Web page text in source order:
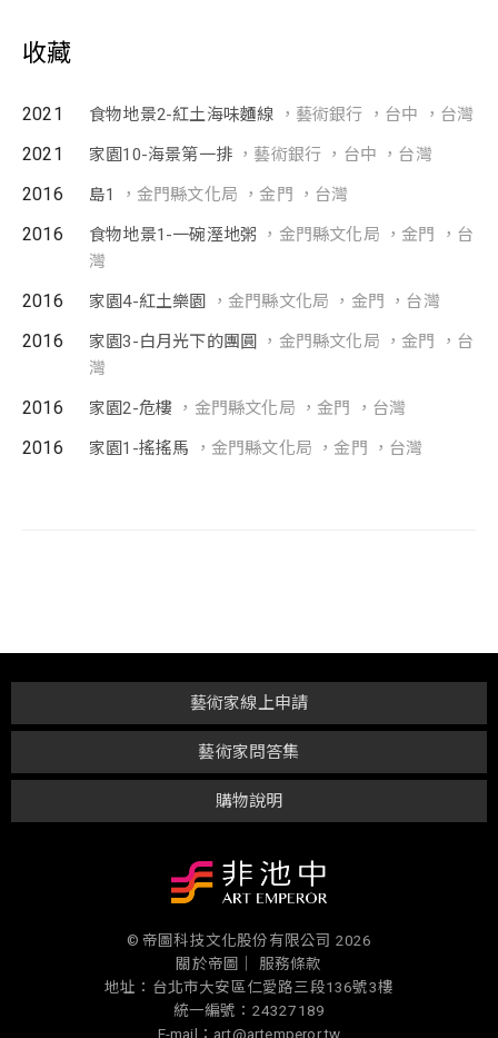
收藏
2021 食物地景2-紅土海味麵線 ，藝術銀行 ，台中 ，台灣
2021 家園10-海景第一排 ，藝術銀行 ，台中 ，台灣
2016 島1 ，金門縣文化局 ，金門 ，台灣
2016 食物地景1-一碗溼地粥 ，金門縣文化局 ，金門 ，台
灣
2016 家園4-紅土樂園 ，金門縣文化局 ，金門 ，台灣
2016 家園3-白月光下的團圓
，金門縣文化局 ，金門 ，台
灣
2016 家園2-危樓 ，金門縣文化局 ，金門 ，台灣
2016 家園1-搖搖馬 ，金門縣文化局 ，金門 ，台灣
購物說明
藝術家問答集
藝術家線上申請
© 帝圖科技文化股份有限公司 2026
關於帝圖｜
服務條款
地址：台北市大安區仁愛路三段136號3樓
統一編號：24327189
E-mail：art@artemperor.tw